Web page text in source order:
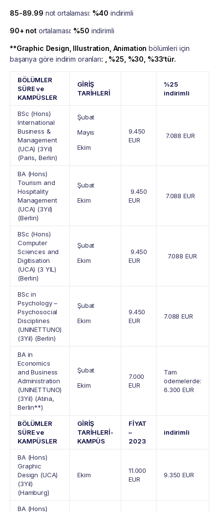
85-89.99 not ortalaması: %40 indirimli
90+ not ortalaması: %50 indirimli
**Graphic Design, Illustration, Animationbölümleri için
başarıya göre indirim oranları: , %25, %30, %33’tür.
BÖLÜMLER
SÜRE ve
KAMPÜSLER
GİRİŞ
TARİHLERİ
%25
indirimli
BSc (Hons)
International
Business &
Management
(UCA) (3Yil)
(Paris, Berlin)
Şubat
Mayıs
Ekim
9.450
EUR
7.088 EUR
BA (Hons)
Tourism and
Hospitality
Management
(UCA) (3Yil)
(Berlin)
Şubat
Ekim
9.450
EUR
7.088 EUR
BSc (Hons)
Computer
Sciences and
Digitisation
(UCA) (3 YIL)
(Berlin)
Şubat
Ekim
9.450
EUR
7.088 EUR
BSc in
Psychology –
Psychosocial
Disciplines
(UNINETTUNO)
(3Yil) (Berlin)
Şubat
Ekim
9.450
EUR
7.088 EUR
BA in
Economics
and Business
Administration
(UNINETTUNO)
(3Yil) (Atina,
Berlin**)
Şubat
Ekim
7.000
EUR
Tam
ödemelerde:
6.300 EUR
BÖLÜMLER
SÜRE ve
KAMPÜSLER
GİRİŞ
TARİHLERİ-
KAMPÜS
FİYAT
–
2023
indirimli
BA (Hons)
Graphic
Design (UCA)
(3Yil)
(Hamburg)
Ekim
11.000
EUR
9.350 EUR
BA (Hons)